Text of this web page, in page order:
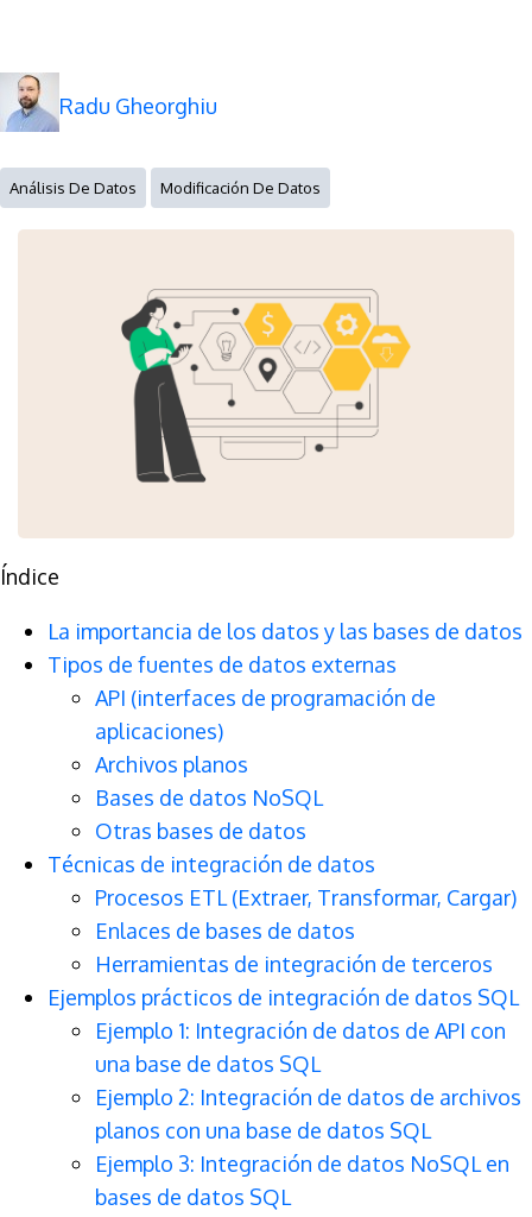
Radu Gheorghiu
Análisis De Datos Modificación De Datos
Índice
La importancia de los datos y las bases de datos
Tipos de fuentes de datos externas
API (interfaces de programación de
aplicaciones)
Archivos planos
Bases de datos NoSQL
Otras bases de datos
Técnicas de integración de datos
Procesos ETL (Extraer, Transformar, Cargar)
Enlaces de bases de datos
Herramientas de integración de terceros
Ejemplos prácticos de integración de datos SQL
Ejemplo 1: Integración de datos de API con
una base de datos SQL
Ejemplo 2: Integración de datos de archivos
planos con una base de datos SQL
Ejemplo 3: Integración de datos NoSQL en
bases de datos SQL